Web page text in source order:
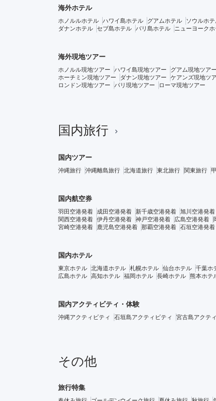
海外ホテル
ホノルルホテル ハワイ島ホテル グアムホテル ソウルホ
ダナンホテル セブ島ホテル バリ島ホテル ニューヨーク
海外現地ツアー
ホノルル現地ツアー ハワイ島現地ツアー グアム現地ツアー
ホーチミン現地ツアー
ダナン現地ツアー ケアンズ現地ツ
ロンドン現地ツアー
パリ現地ツアー ローマ現地ツアー
国内旅行
国内ツアー
沖縄旅行 沖縄離島旅行 北海道旅行 東北旅行 関東旅行
国内航空券
羽田空港発着 成田空港発着 新千歳空港発着 旭川空港発着
関西空港発着 伊丹空港発着 神戸空港発着 広島空港発着
宮崎空港発着
鹿児島空港発着 那覇空港発着 石垣空港発着
国内ホテル
東京ホテル 北海道ホテル 札幌ホテル 仙台ホテル 千葉ホ
広島ホテル 高知ホテル 福岡ホテル 長崎ホテル 熊本ホテ
国内アクティビティ・体験
沖縄アクティビティ 石垣島アクティビティ 宮古島アクテ
その他
旅行特集